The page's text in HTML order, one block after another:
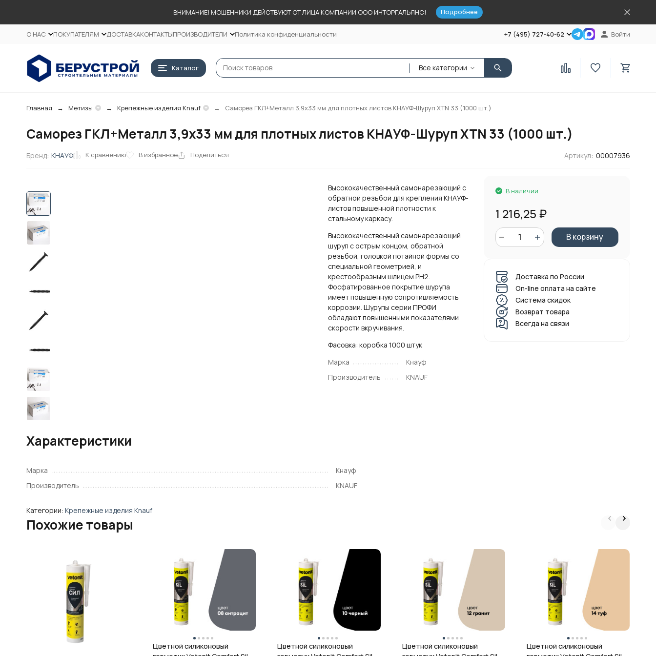
ВНИМАНИЕ! МОШЕННИКИ ДЕЙСТВУЮТ ОТ ЛИЦА КОМПАНИИ ООО ИНТОРГАЛЬЯНС! Подробнее
О НАС ПОКУПАТЕЛЯМ ДОСТАВКАКОНТАКТЫПРОИЗВОДИТЕЛИ Политика конфиденциальности +7 (495) 727-40-62 Войти
Каталог Все категории
Главная Метизы Крепежные изделия Knauf Саморез ГКЛ+Металл 3,9х33 мм для плотных листов КНАУФ-Шуруп XTN 33 (1000 шт.)
Саморез ГКЛ+Металл 3,9х33 мм для плотных листов КНАУФ-Шуруп XTN 33 (1000 шт.)
Бренд: КНАУФ К сравнению В избранное Поделиться Артикул: 00007936
Высококачественный самонарезающий с
обратной резьбой для крепления КНАУФ-
листов повышенной плотности к
стальному каркасу.
Высококачественный самонарезающий
шуруп с острым концом, обратной
резьбой, головкой потайной формы со
специальной геометрией, и
крестообразным шлицем PH2.
Фосфатированное покрытие шурупа
имеет повышенную сопротивляемость
коррозии. Шурупы серии ПРОФИ
обладают повышенными показателями
скорости вкручивания.
Фасовка: коробка 1000 штук
Марка
Кнауф
Производитель
KNAUF
В наличии
1 216,25 ₽
В корзину
Доставка по России
On-line оплата на сайте
Система скидок
Возврат товара
Всегда на связи
Характеристики
Марка
Кнауф
Производитель
KNAUF
Категории: Крепежные изделия Knauf
Похожие товары
Цветной силиконовый
Цветной силиконовый
Цветной силиконовый
Цветной силиконовый